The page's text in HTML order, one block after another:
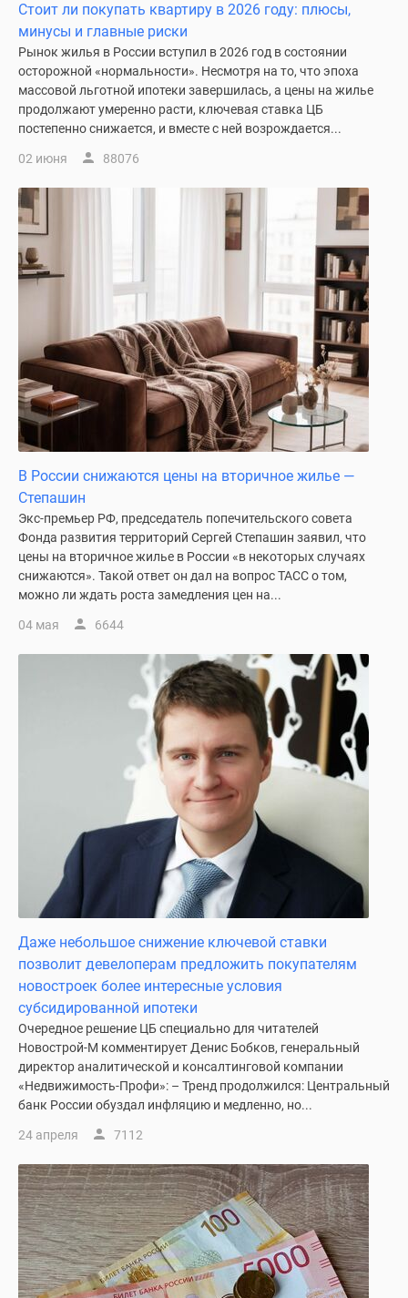
Стоит ли покупать квартиру в 2026 году: плюсы,
минусы и главные риски
Рынок жилья в России вступил в 2026 год в состоянии
осторожной «нормальности». Несмотря на то, что эпоха
массовой льготной ипотеки завершилась, а цены на жилье
продолжают умеренно расти, ключевая ставка ЦБ
постепенно снижается, и вместе с ней возрождается...
02 июня 88076
В России снижаются цены на вторичное жилье —
Степашин
Экс-премьер РФ, председатель попечительского совета
Фонда развития территорий Сергей Степашин заявил, что
цены на вторичное жилье в России «в некоторых случаях
снижаются». Такой ответ он дал на вопрос ТАСС о том,
можно ли ждать роста замедления цен на...
04 мая 6644
Даже небольшое снижение ключевой ставки
позволит девелоперам предложить покупателям
новостроек более интересные условия
субсидированной ипотеки
Очередное решение ЦБ специально для читателей
Новострой-М комментирует Денис Бобков, генеральный
директор аналитической и консалтинговой компании
«Недвижимость-Профи»: – Тренд продолжился: Центральный
банк России обуздал инфляцию и медленно, но...
24 апреля 7112